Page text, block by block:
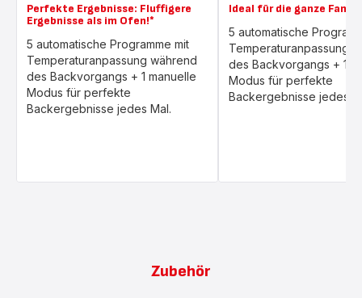
Perfekte Ergebnisse: Fluffigere
Ergebnisse als im Ofen!*
5 automatische Programme mit
Temperaturanpassung während
des Backvorgangs + 1 manuelle
Modus für perfekte
Backergebnisse jedes Mal.
Ideal für die ganze
5 automatische
Temperaturanpassung
des Backvorgangs + 1
Modus für perfekte
Backergebnisse jedes
Zubehör